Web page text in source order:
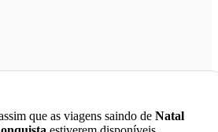
que as viagens saindo de Natal